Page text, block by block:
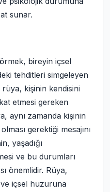
sunar.
bireyin içsel
tehditleri simgeleyen
kişinin kendisini
etmesi gereken
aynı zamanda kişinin
gerektiği mesajını
yaşadığı
ve bu durumları
önemlidir. Rüya,
ve içsel huzuruna